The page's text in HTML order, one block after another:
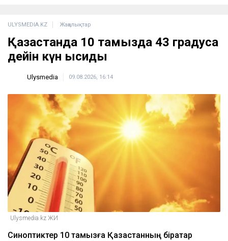
ULYSMEDIA.KZ Жаңалықтар
Қазақстанда 10 тамызда 43 градусқа
дейін күн ысиды
Ulysmedia 09.08.2026, 16:14
Ulysmedia.kz ЖИ
Синоптиктер 10 тамызға Қазақстанның бірқатар